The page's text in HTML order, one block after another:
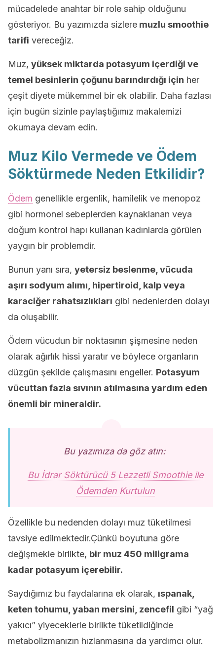
mücadelede anahtar bir role sahip olduğunu
gösteriyor. Bu yazımızda sizlere muzlu smoothie
tarifi vereceğiz.
Muz, yüksek miktarda potasyum içerdiği ve
temel besinlerin çoğunu barındırdığı için her
çeşit diyete mükemmel bir ek olabilir. Daha fazlası
için bugün sizinle paylaştığımız makalemizi
okumaya devam edin.
Muz Kilo Vermede ve Ödem
Söktürmede Neden Etkilidir?
Ödem genellikle ergenlik, hamilelik ve menopoz
gibi hormonel sebeplerden kaynaklanan veya
doğum kontrol hapı kullanan kadınlarda görülen
yaygın bir problemdir.
Bunun yanı sıra, yetersiz beslenme, vücuda
aşırı sodyum alımı, hipertiroid, kalp veya
karaciğer rahatsızlıkları gibi nedenlerden dolayı
da oluşabilir.
Ödem vücudun bir noktasının şişmesine neden
olarak ağırlık hissi yaratır ve böylece organların
düzgün şekilde çalışmasını engeller. Potasyum
vücuttan fazla sıvının atılmasına yardım eden
önemli bir mineraldir.
Bu yazımıza da göz atın:
Bu İdrar Söktürücü 5 Lezzetli Smoothie ile
Ödemden Kurtulun
Özellikle bu nedenden dolayı muz tüketilmesi
tavsiye edilmektedir.Çünkü boyutuna göre
değişmekle birlikte, bir muz 450 miligrama
kadar potasyum içerebilir.
Saydığımız bu faydalarına ek olarak, ıspanak,
keten tohumu, yaban mersini, zencefil gibi “yağ
yakıcı” yiyeceklerle birlikte tüketildiğinde
metabolizmanızın hızlanmasına da yardımcı olur.